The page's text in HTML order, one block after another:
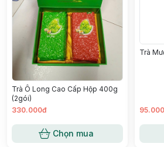
Trà Ô Long Cao Cấp Hộp 400g
(2gói)
330.000đ
Chọn mua
Trà